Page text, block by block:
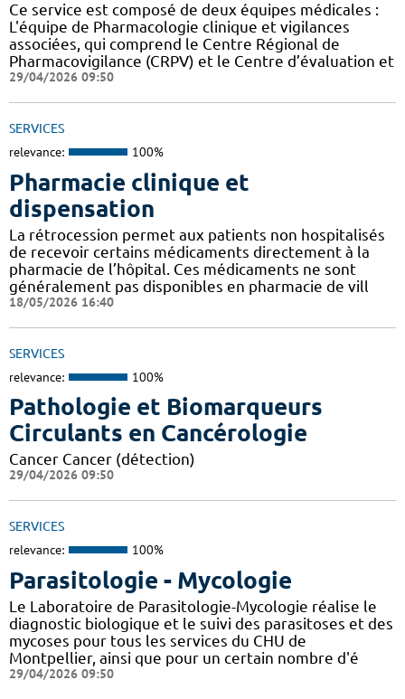
Ce service est composé de deux équipes médicales :
L'équipe de Pharmacologie clinique et vigilances
associées, qui comprend le Centre Régional de
Pharmacovigilance (CRPV) et le Centre d’évaluation et
29/04/2026 09:50
SERVICES
relevance: 100%
Pharmacie clinique et
dispensation
La rétrocession permet aux patients non hospitalisés
de recevoir certains médicaments directement à la
pharmacie de l’hôpital. Ces médicaments ne sont
généralement pas disponibles en pharmacie de vill
18/05/2026 16:40
SERVICES
relevance: 100%
Pathologie et Biomarqueurs
Circulants en Cancérologie
Cancer Cancer (détection)
29/04/2026 09:50
SERVICES
relevance: 100%
Parasitologie - Mycologie
Le Laboratoire de Parasitologie-Mycologie réalise le
diagnostic biologique et le suivi des parasitoses et des
mycoses pour tous les services du CHU de
Montpellier, ainsi que pour un certain nombre d'é
29/04/2026 09:50